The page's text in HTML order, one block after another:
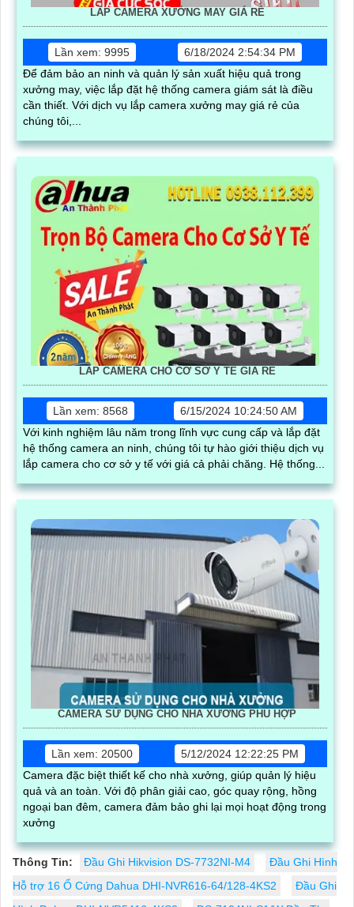
LẮP CAMERA XƯỞNG MAY GIÁ RẺ
Lần xem: 9995
6/18/2024 2:54:34 PM
Để đảm bảo an ninh và quản lý sản xuất hiệu quả trong
xưởng may, việc lắp đặt hệ thống camera giám sát là điều
cần thiết. Với dịch vụ lắp camera xưởng may giá rẻ của
chúng tôi,...
LẮP CAMERA CHO CƠ SỞ Y TẾ GIÁ RẺ
Lần xem: 8568
6/15/2024 10:24:50 AM
Với kinh nghiệm lâu năm trong lĩnh vực cung cấp và lắp đặt
hệ thống camera an ninh, chúng tôi tự hào giới thiệu dịch vụ
lắp camera cho cơ sở y tế với giá cả phải chăng. Hệ thống...
CAMERA SỬ DỤNG CHO NHÀ XƯỞNG PHÙ HỢP
Lần xem: 20500
5/12/2024 12:22:25 PM
Camera đặc biệt thiết kế cho nhà xưởng, giúp quản lý hiệu
quả và an toàn. Với độ phân giải cao, góc quay rộng, hồng
ngoại ban đêm, camera đảm bảo ghi lại mọi hoạt động trong
xưởng
Thông Tin: Đầu Ghi Hikvision DS-7732NI-M4
Đầu Ghi Hình
Hỗ trợ 16 Ổ Cứng Dahua DHI-NVR616-64/128-4KS2
Đầu Ghi